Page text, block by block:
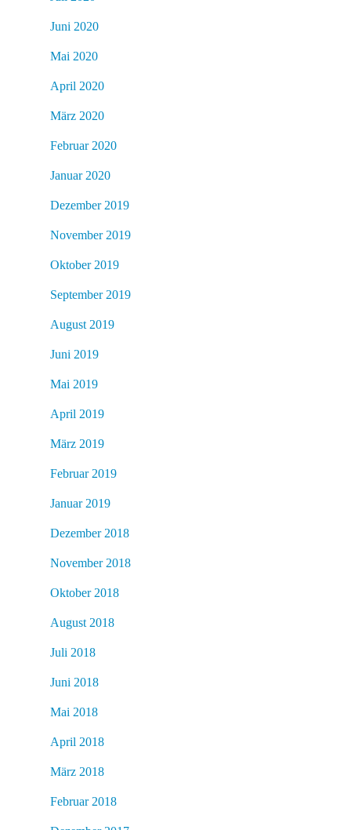
Juni 2020
Mai 2020
April 2020
März 2020
Februar 2020
Januar 2020
Dezember 2019
November 2019
Oktober 2019
September 2019
August 2019
Juni 2019
Mai 2019
April 2019
März 2019
Februar 2019
Januar 2019
Dezember 2018
November 2018
Oktober 2018
August 2018
Juli 2018
Juni 2018
Mai 2018
April 2018
März 2018
Februar 2018